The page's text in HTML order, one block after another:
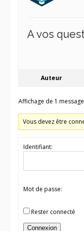
A vos
Auteur
Affichage de 1
Vous devez être
Identifiant:
Mot de passe:
Rester connecté
Connexion